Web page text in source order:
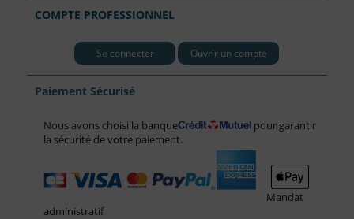
COMPTE PROFESSIONNEL
Se connecter Ouvrir un compte
Paiement Sécurisé
Nous avons choisi la banque
pour garantir
la sécurité de votre paiement.
Mandat
administratif